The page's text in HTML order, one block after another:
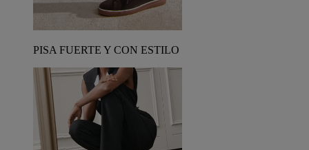
PISA FUERTE Y CON ESTILO